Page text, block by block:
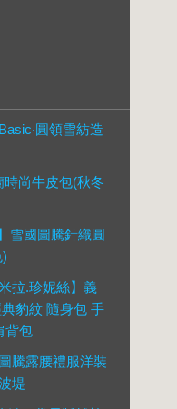
圓領雪紡造
時尚牛皮包(秋冬
雪國圖騰針織圓
拉.珍妮絲】義
豹紋 隨身包 手
背包
騰露腰禮服洋裝
堤